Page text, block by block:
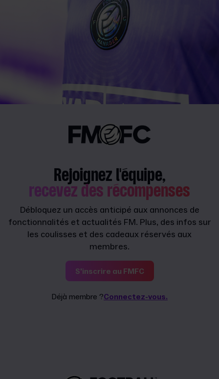
Rejoignez l'équipe,
recevez des récompenses
Débloquez un accès anticipé aux annonces de
fonctionnalités et actualités FM. Plus, des infos sur
les coulisses et des cadeaux réservés aux
membres.
S'inscrire au FMFC
Déjà membre ?Connectez-vous.